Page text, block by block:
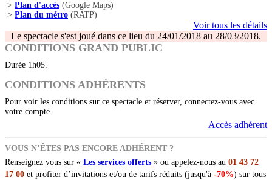
> Plan d'accès (Google Maps)
> Plan du métro (RATP)
Voir tous les détails
Le spectacle s'est joué dans ce lieu du 24/01/2018 au 28/03/2018.
CONDITIONS GRAND PUBLIC
Durée 1h05.
CONDITIONS ADHÉRENTS
Pour voir les conditions sur ce spectacle et réserver, connectez-vous avec
votre compte.
Accès adhérent
VOUS N’ÊTES PAS ENCORE ADHÉRENT ?
Renseignez vous sur « Les services offerts » ou appelez-nous au 01 43 72
17 00 et profiter d’invitations et/ou de tarifs réduits (jusqu'à -70%) sur tous